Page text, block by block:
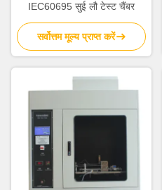
IEC60695 सुई लौ टेस्ट चैंबर
सर्वोत्तम मूल्य प्राप्त करें